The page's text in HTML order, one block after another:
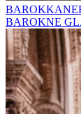
BAROKNE